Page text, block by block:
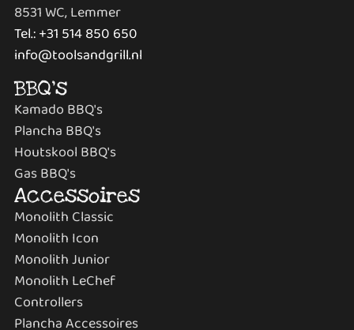
8531 WC, Lemmer
Tel.: +31 514 850 650
info@toolsandgrill.nl
BBQ's
Kamado BBQ's
Plancha BBQ's
Houtskool BBQ's
Gas BBQ's
Accessoires
Monolith Classic
Monolith Icon
Monolith Junior
Monolith LeChef
Controllers
Plancha Accessoires